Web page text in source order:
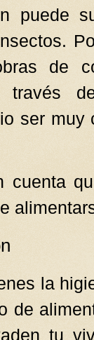
puede
de
ser
cuenta
la
de
tu